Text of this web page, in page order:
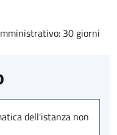
30 giorni
dell'istanza non